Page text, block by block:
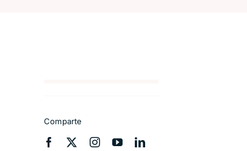
Comparte